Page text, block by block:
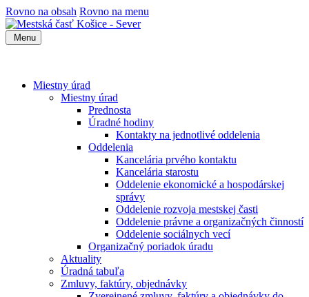
Rovno na obsah Rovno na menu
Menu
Miestny úrad
Miestny úrad
Prednosta
Úradné hodiny
Kontakty na jednotlivé oddelenia
Oddelenia
Kancelária prvého kontaktu
Kancelária starostu
Oddelenie ekonomické a hospodárskej
správy
Oddelenie rozvoja mestskej časti
Oddelenie právne a organizačných činností
Oddelenie sociálnych vecí
Organizačný poriadok úradu
Aktuality
Úradná tabuľa
Zmluvy, faktúry, objednávky